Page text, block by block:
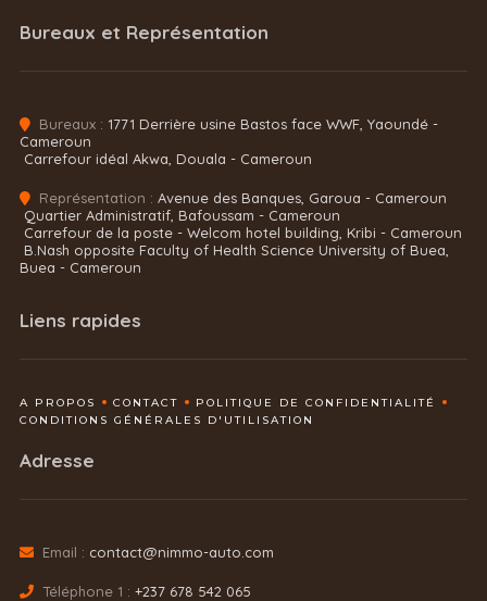
Bureaux et Représentation
Bureaux : 1771 Derrière usine Bastos face WWF, Yaoundé -
Cameroun
Carrefour idéal Akwa, Douala - Cameroun
Représentation : Avenue des Banques, Garoua - Cameroun
Quartier Administratif, Bafoussam - Cameroun
Carrefour de la poste - Welcom hotel building, Kribi - Cameroun
B.Nash opposite Faculty of Health Science University of Buea,
Buea - Cameroun
Liens rapides
A PROPOS CONTACT
POLITIQUE DE CONFIDENTIALITÉ
CONDITIONS GÉNÉRALES D'UTILISATION
Adresse
Email : contact@nimmo-auto.com
Téléphone 1 : +237 678 542 065